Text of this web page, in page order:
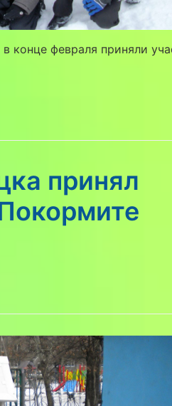
конце февраля приняли
принял